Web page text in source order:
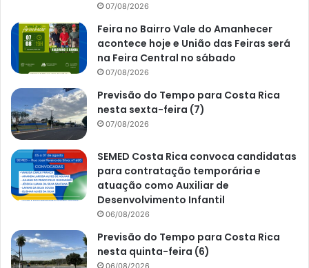
07/08/2026
Feira no Bairro Vale do Amanhecer
acontece hoje e União das Feiras será
na Feira Central no sábado
07/08/2026
Previsão do Tempo para Costa Rica
nesta sexta-feira (7)
07/08/2026
SEMED Costa Rica convoca candidatas
para contratação temporária e
atuação como Auxiliar de
Desenvolvimento Infantil
06/08/2026
Previsão do Tempo para Costa Rica
nesta quinta-feira (6)